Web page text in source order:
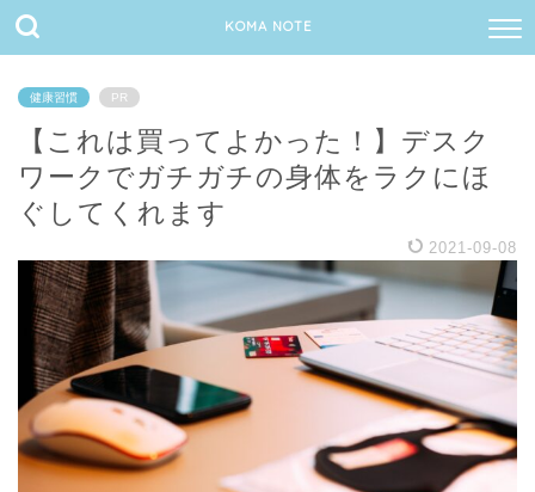
KOMA NOTE
健康習慣 PR
【これは買ってよかった！】デスク
ワークでガチガチの身体をラクにほ
ぐしてくれます
2021-09-08